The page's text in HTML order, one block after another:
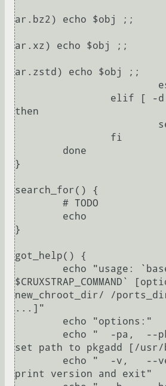
ar.bz2) echo $obj ;;
ar.xz) echo $obj ;;
ar.zstd) echo $obj ;;
then
}
search_for() {
}
got_help() {
$CRUXSTRAP_COMMAND`
new_chroot_dir/ /
...]"
set path to pkgadd [/usr/
print version and exit"